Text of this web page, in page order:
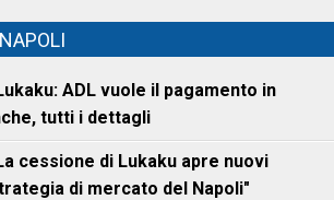
ADL vuole il pagamento in
tutti i dettagli
cessione di Lukaku apre nuovi
di mercato del Napoli"